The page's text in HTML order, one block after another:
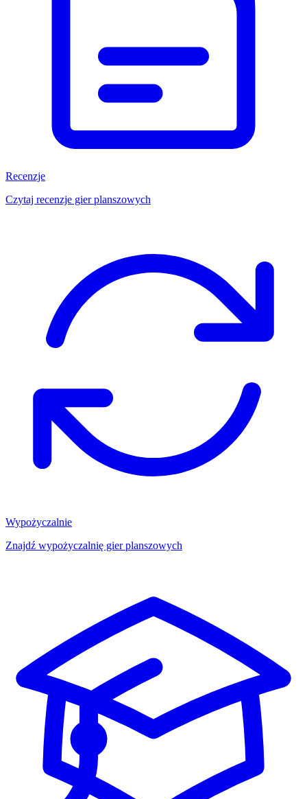
Recenzje
Czytaj recenzje gier planszowych
Wypożyczalnie
Znajdź wypożyczalnię gier planszowych